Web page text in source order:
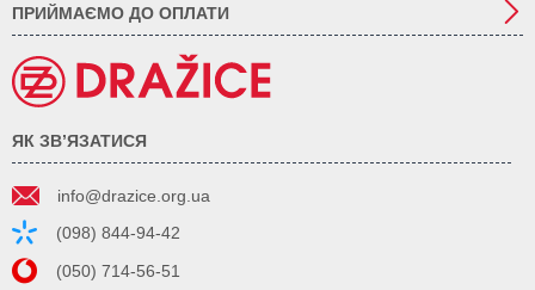
ПРИЙМАЄМО ДО ОПЛАТИ
ЯК ЗВ’ЯЗАТИСЯ
info@drazice.org.ua
(098) 844-94-42
(050) 714-56-51